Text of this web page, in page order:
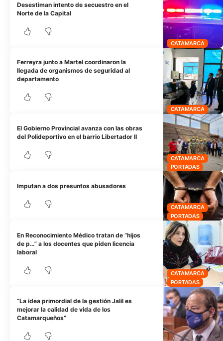
CATAMARCA
Desestiman intento de secuestro en el
Norte de la Capital
CATAMARCA
Ferreyra junto a Martel coordinaron la
llegada de organismos de seguridad al
departamento
CATAMARCA
PORTADAS
El Gobierno Provincial avanza con las obras
del Polideportivo en el barrio Libertador II
CATAMARCA
PORTADAS
Imputan a dos presuntos abusadores
CATAMARCA
PORTADAS
En Reconocimiento Médico tratan de “hijos
de p…” a los docentes que piden licencia
laboral
“La idea primordial de la gestión Jalil es
mejorar la calidad de vida de los
Catamarqueños”